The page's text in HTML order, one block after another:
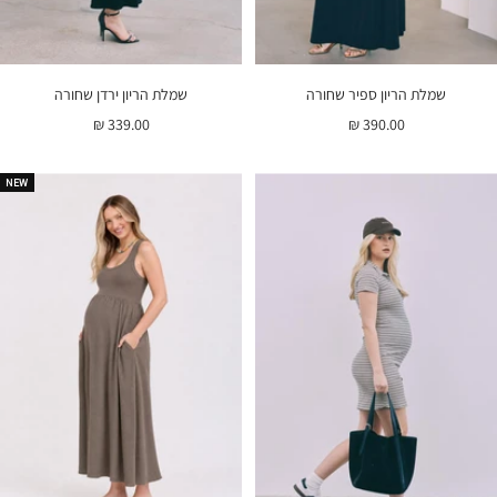
שמלת הריון ספיר שחורה
מחיר
390.00 ₪
שמלת הריון ירדן שחורה
מחיר
339.00 ₪
NEW